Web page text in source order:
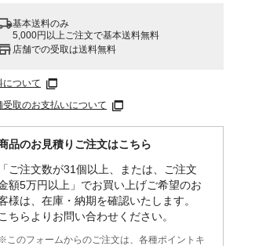
基本送料のみ
5,000円以上ご注文で基本送料無料
店舗での受取は送料無料
について
受取のお支払いについて
品のお見積りご注文はこちら
「ご注文数が31個以上、または、ご注文
額5万円以上」でお買い上げご希望のお
様は、在庫・納期を確認いたします。
こちらよりお問い合わせください。
このフォームからのご注文は、各種ポイントキ